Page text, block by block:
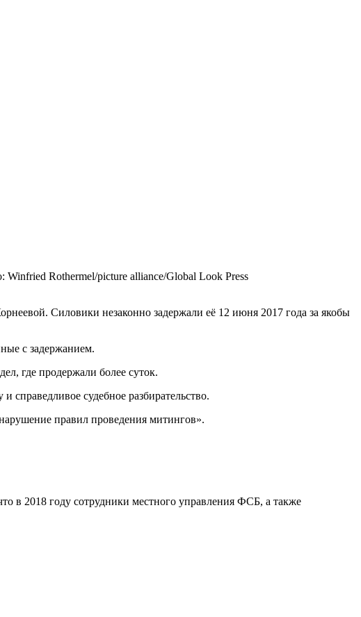
Winfried Rothermel/picture alliance/Global Look Press
Силовики незаконно задержали её 12 июня 2017 года за якобы
с задержанием.
где продержали более суток.
судебное разбирательство.
правил проведения митингов».
в 2018 году сотрудники местного управления ФСБ, а также